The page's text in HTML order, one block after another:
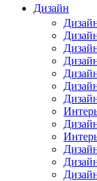
Дизайн